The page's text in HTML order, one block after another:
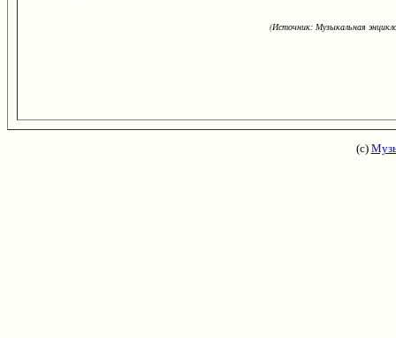
(Источник: Музыкальная
(с)